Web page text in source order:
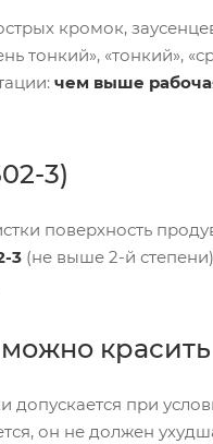
кромок,
тонкий», «тонкий»,
чем выше
3)
поверхность
3 (не выше 2-й
красить
допускается при
он не должен